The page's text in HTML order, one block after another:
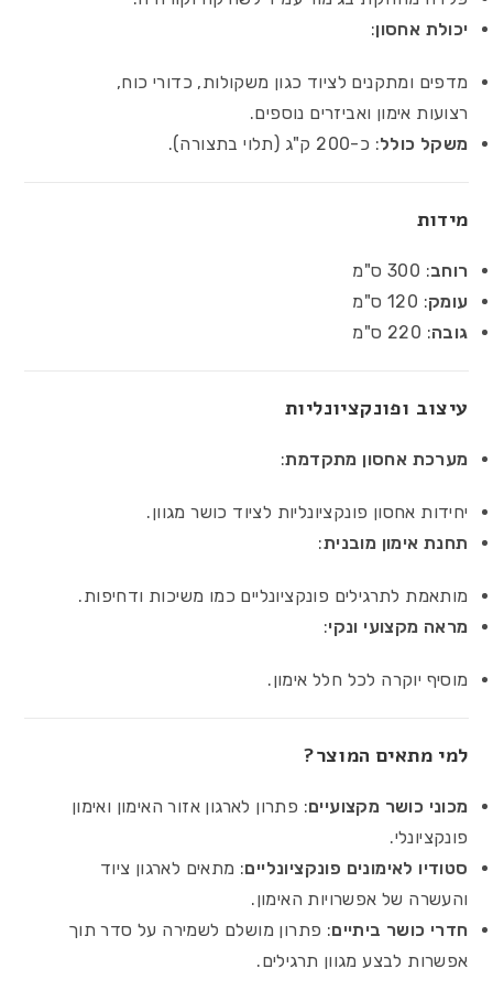
יכולת אחסון:
מדפים ומתקנים לציוד כגון משקולות, כדורי כוח,
רצועות אימון ואביזרים נוספים.
משקל כולל: כ-200 ק"ג (תלוי בתצורה).
מידות
רוחב: 300 ס"מ
עומק: 120 ס"מ
גובה: 220 ס"מ
עיצוב ופונקציונליות
מערכת אחסון מתקדמת:
יחידות אחסון פונקציונליות לציוד כושר מגוון.
תחנת אימון מובנית:
מותאמת לתרגילים פונקציונליים כמו משיכות ודחיפות.
מראה מקצועי ונקי:
מוסיף יוקרה לכל חלל אימון.
למי מתאים המוצר?
מכוני כושר מקצועיים: פתרון לארגון אזור האימון ואימון
פונקציונלי.
סטודיו לאימונים פונקציונליים: מתאים לארגון ציוד
והעשרה של אפשרויות האימון.
חדרי כושר ביתיים: פתרון מושלם לשמירה על סדר תוך
אפשרות לבצע מגוון תרגילים.